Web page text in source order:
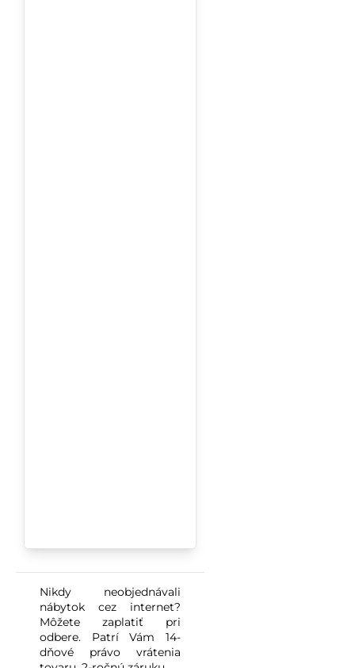
Nikdy neobjednávali
nábytok cez internet?
Môžete zaplatiť pri
odbere. Patrí Vám 14-
dňové právo vrátenia